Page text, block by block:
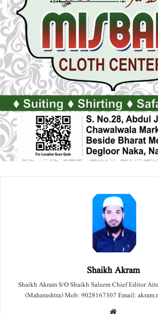
Shaikh Akram
Shaikh Akram S/O Shaikh Saleem Chief Editor
(Maharashtra) Mob: 9028167307 Email: